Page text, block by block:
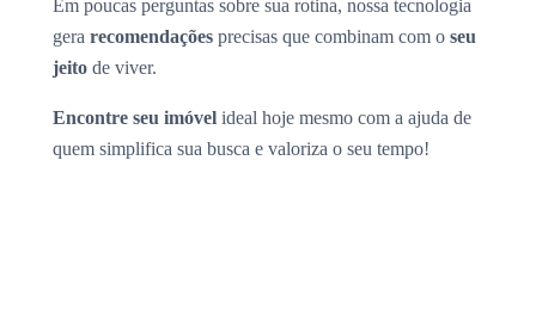
Em poucas perguntas sobre sua rotina, nossa tecnologia
gera recomendações precisas que combinam com o seu
jeito de viver.
Encontre seu imóvel ideal hoje mesmo com a ajuda de
quem simplifica sua busca e valoriza o seu tempo!